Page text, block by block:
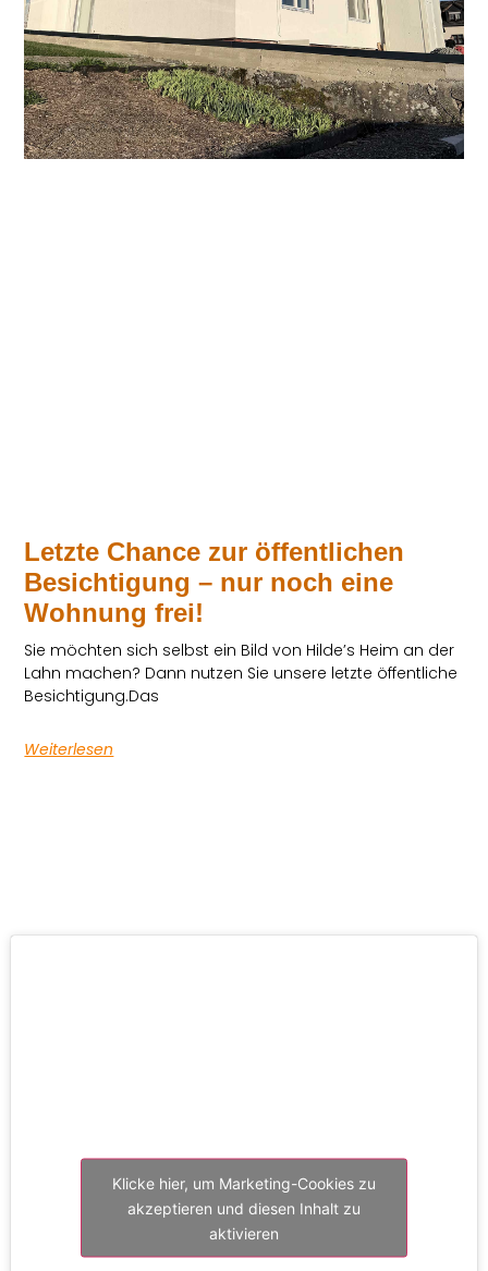
Letzte Chance zur öffentlichen
Besichtigung – nur noch eine
Wohnung frei!
Sie möchten sich selbst ein Bild von Hilde’s Heim an der
Lahn machen? Dann nutzen Sie unsere letzte öffentliche
Besichtigung.Das
Weiterlesen
Klicke hier, um Marketing-Cookies zu
akzeptieren und diesen Inhalt zu
aktivieren